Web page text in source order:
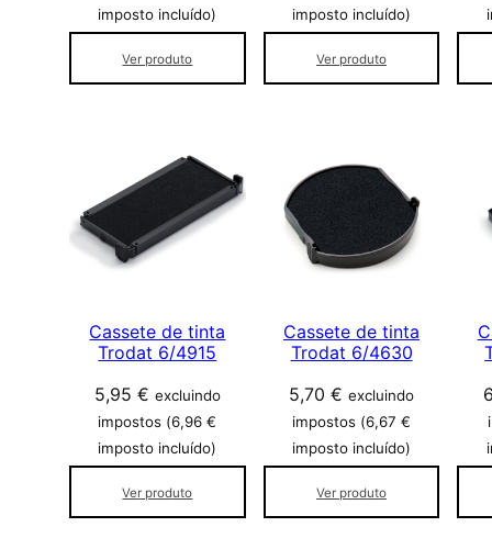
r
p
o
a
r
d
a
e
imposto incluído)
Ver produto
imposto incluído)
Ver produto
Cassete de tinta
Trodat 6/4915
5,95 € excluindo
impostos (6,96€
imposto incluído)
Ver produto
Cassete de tinta
Trodat 6/4630
5,70€ excluindo
impostos (6,67€
imposto incluído)
Ver produto